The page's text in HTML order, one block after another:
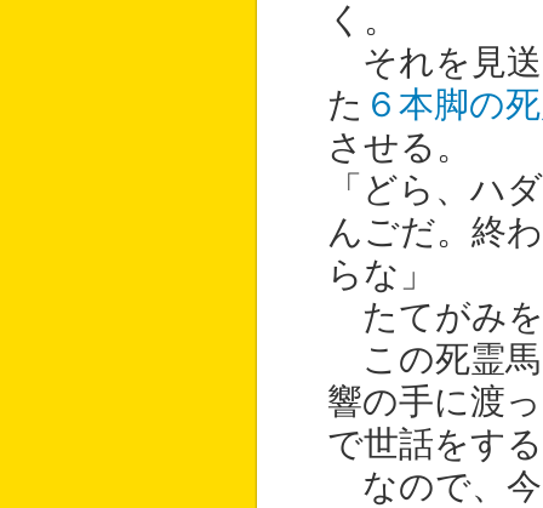
く。
それを見
た ６本脚の
させる。
「どら、ハ
んごだ。終
らな」
たてがみを
この死霊馬
響の手に渡
で世話をす
なので、今